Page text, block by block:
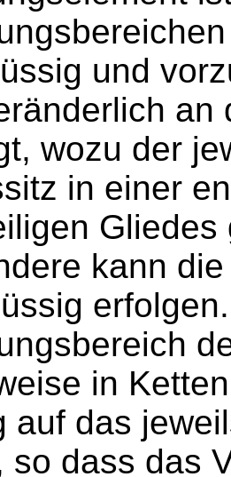
und
an
wozu der
in einer
kann
in
auf das
so dass das